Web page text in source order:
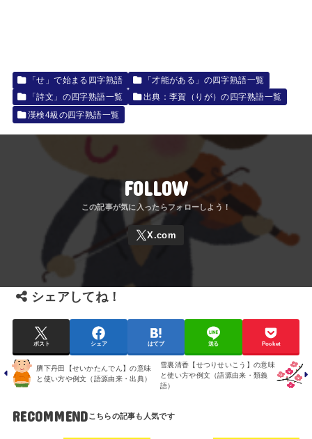
「せ」で始まる四字熟語
「才能がある」の四字熟語一覧
「詩文」の四字熟語一覧
出典：李賀（りが）の四字熟語一覧
漢検4級の四字熟語一覧
FOLLOW
シェアしてね！
ポスト シェア はてブ 送る Pocket
臍下丹田【せいかたんでん】の意味
と使い方や例文（語源由来・出典）
雪裏清香【せつりせいこう】の意味
と使い方や例文（語源由来・類義
語）
RECOMMEND